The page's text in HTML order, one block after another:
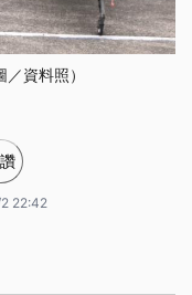
資料照）
讚
22:42